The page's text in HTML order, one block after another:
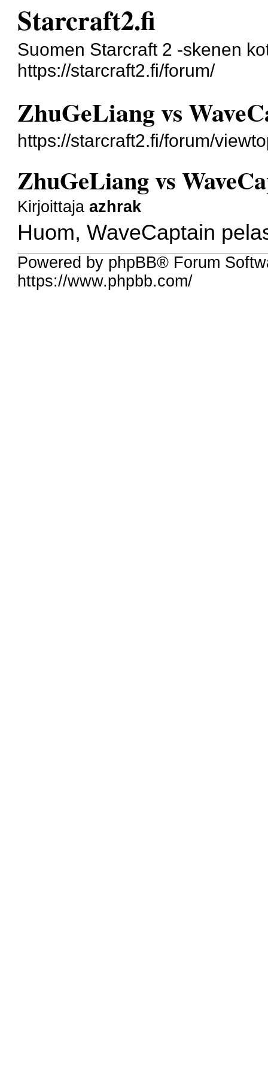
Starcraft2.fi
Suomen Starcraft 2 -skenen
https://starcraft2.fi/forum/
ZhuGeLiang vs
https://starcraft2.fi/forum/
ZhuGeLiang vs
Kirjoittajaazhrak
Huom, WaveCaptain
Powered by phpBB® Forum
https://www.phpbb.com/